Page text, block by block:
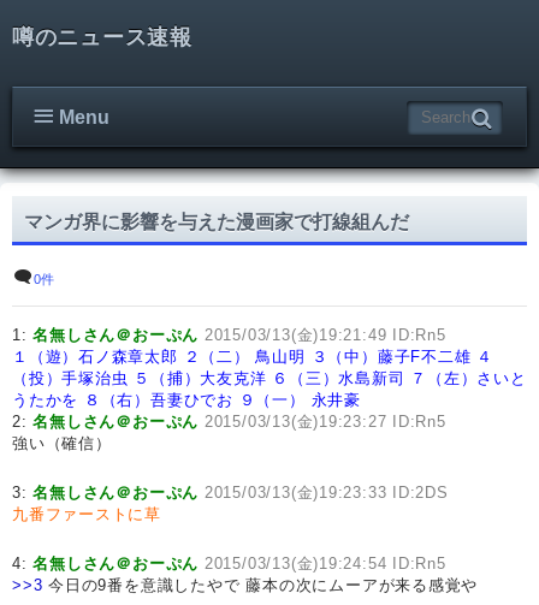
噂のニュース速報
Menu
マンガ界に影響を与えた漫画家で打線組んだ
0件
1:名無しさん＠おーぷん 2015/03/13(金)19:21:49 ID:Rn5
１（遊）石ノ森章太郎 ２（二） 鳥山明 ３（中）藤子F不二雄 ４
（投）手塚治虫 ５（捕）大友克洋 ６（三）水島新司
７（左）さいと
うたかを
８（右）吾妻ひでお
９（一） 永井豪
2:名無しさん＠おーぷん 2015/03/13(金)19:23:27 ID:Rn5
強い（確信）
3:名無しさん＠おーぷん 2015/03/13(金)19:23:33 ID:2DS
九番ファーストに草
4:名無しさん＠おーぷん 2015/03/13(金)19:24:54 ID:Rn5
>>3 今日の9番を意識したやで 藤本の次にムーアが来る感覚や